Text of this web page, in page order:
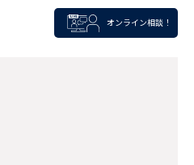
オンライン相談！